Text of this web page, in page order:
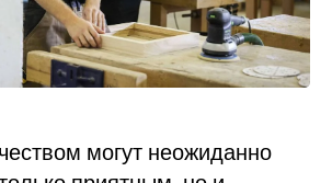
могут неожиданно